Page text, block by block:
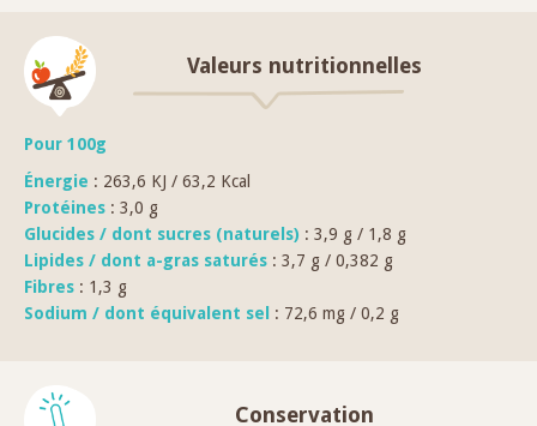
Valeurs nutritionnelles
Pour 100g
Énergie : 263,6 KJ / 63,2 Kcal
Protéines : 3,0 g
Glucides / dont sucres (naturels) : 3,9 g / 1,8 g
Lipides / dont a-gras saturés : 3,7 g / 0,382 g
Fibres : 1,3 g
Sodium / dont équivalent sel
: 72,6 mg / 0,2 g
Conservation